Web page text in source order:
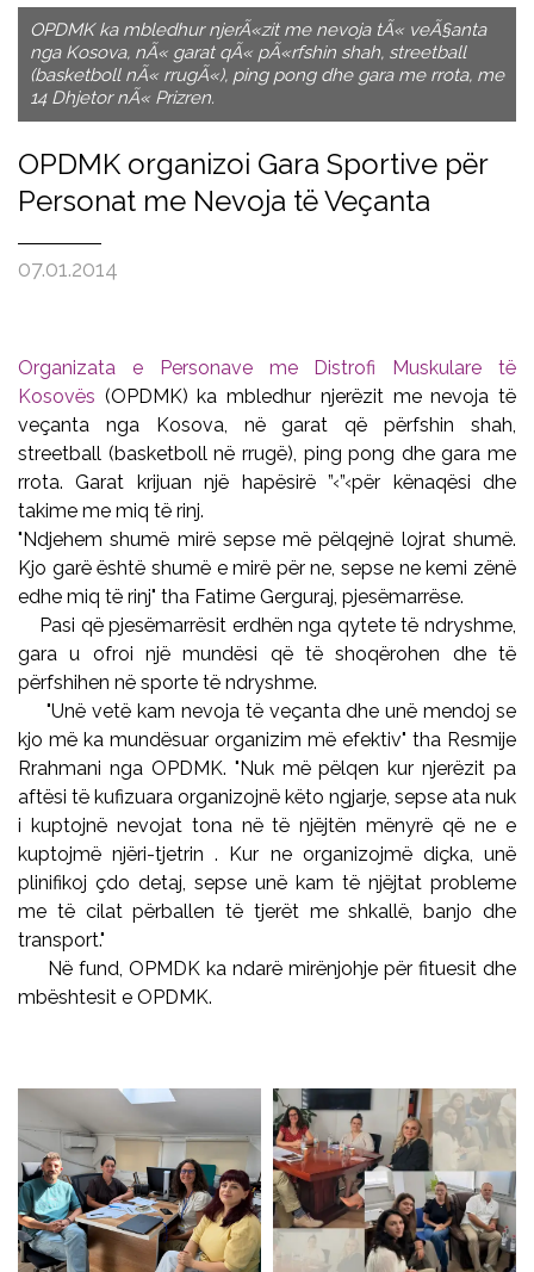
OPDMK ka mbledhur njerÃ«zit me nevoja tÃ« veÃ§anta
nga Kosova, nÃ« garat qÃ« pÃ«rfshin shah, streetball
(basketboll nÃ« rrugÃ«), ping pong dhe gara me rrota, me
14 Dhjetor nÃ« Prizren.
OPDMK organizoi Gara Sportive për
Personat me Nevoja të Veçanta
07.01.2014
Organizata e Personave me Distrofi Muskulare të
Kosovës (OPDMK) ka mbledhur njerëzit me nevoja të
veçanta nga Kosova, në garat që përfshin shah,
streetball (basketboll në rrugë), ping pong dhe gara me
rrota. Garat krijuan një hapësirë ”‹”‹për kënaqësi dhe
takime me miq të rinj.
"Ndjehem shumë mirë sepse më pëlqejnë lojrat shumë.
Kjo garë është shumë e mirë për ne, sepse ne kemi zënë
edhe miq të rinj" tha Fatime Gerguraj, pjesëmarrëse.
Pasi që pjesëmarrësit erdhën nga qytete të ndryshme,
gara u ofroi një mundësi që të shoqërohen dhe të
përfshihen në sporte të ndryshme.
"Unë vetë kam nevoja të veçanta dhe unë mendoj se
kjo më ka mundësuar organizim më efektiv" tha Resmije
Rrahmani nga OPDMK. "Nuk më pëlqen kur njerëzit pa
aftësi të kufizuara organizojnë këto ngjarje, sepse ata nuk
i kuptojnë nevojat tona në të njëjtën mënyrë që ne e
kuptojmë njëri-tjetrin . Kur ne organizojmë diçka, unë
plinifikoj çdo detaj, sepse unë kam të njëjtat probleme
me të cilat përballen të tjerët me shkallë, banjo dhe
transport."
Në fund, OPMDK ka ndarë mirënjohje për fituesit dhe
mbështesit e OPDMK.